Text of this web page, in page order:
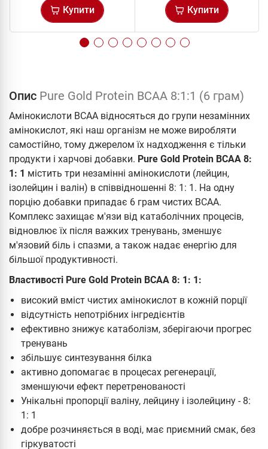
Купити Купити
Опис Pure Gold Protein BCAA 8:1:1 (6 грам)
Амінокислоти ВСАА відносяться до групи незамінних
амінокислот, які наш організм не може виробляти
самостійно, тому джерелом їх надходження є тільки
продукти і харчові добавки. Pure Gold Protein BCAA 8:
1: 1 містить три незамінні амінокислоти (лейцин,
ізолейцин і валін) в співвідношенні 8: 1: 1. На одну
порцію добавки припадає 6 грам чистих ВСАА.
Комплекс захищає м'язи від катаболічних процесів,
відновлює їх після важких тренувань, зменшує
м'язовий біль і спазми, а також надає енергію для
більшої продуктивності.
Властивості Pure Gold Protein BCAA 8: 1: 1:
високий вміст чистих амінокислот в кожній порції
відсутність непотрібних інгредієнтів
ефективно знижує катаболізм, зберігаючи прогрес
тренувань
збільшує синтезування білка
активно допомагає в процесах регенерації,
зменшуючи ефект перетренованості
Унікальні пропорції валіну, лейцину і ізолейцину - 8:
1: 1
добре розчиняється в воді, має приємний смак, без
гіркуватості